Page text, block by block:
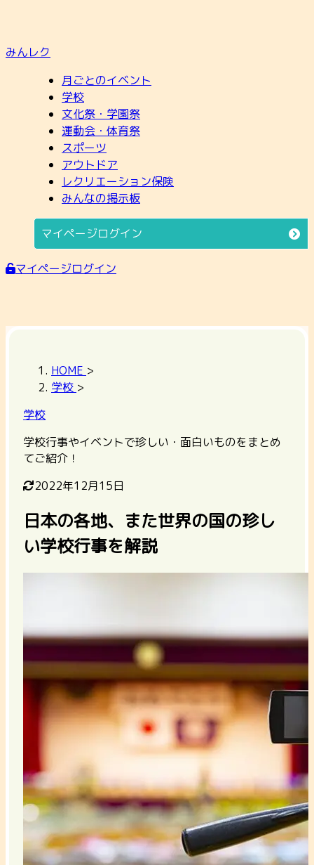
みんレク
月ごとのイベント
学校
文化祭・学園祭
運動会・体育祭
スポーツ
アウトドア
レクリエーション保険
みんなの掲示板
マイページログイン
マイページログイン
HOME >
学校 >
学校
学校行事やイベントで珍しい・面白いものをまとめ
てご紹介！
2022年12月15日
日本の各地、また世界の国の珍し
い学校行事を解説